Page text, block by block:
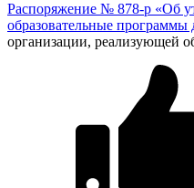
Распоряжение № 878-р «Об
образовательные программы
организации, реализующей